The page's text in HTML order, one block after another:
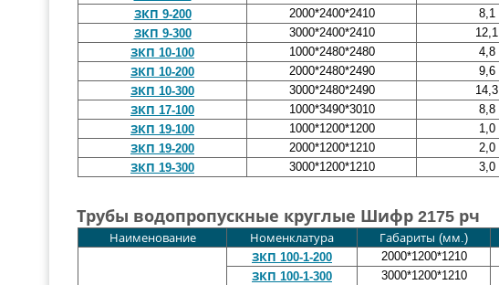
ЗКП 9-200
2000*2400*2410 8,1
ЗКП 9-300
3000*2400*2410 12,1
ЗКП 10-100
1000*2480*2480 4,8
ЗКП 10-200
2000*2480*2490 9,6
ЗКП 10-300
3000*2480*2490 14,3
ЗКП 17-100
1000*3490*3010 8,8
ЗКП 19-100
1000*1200*1200 1,0
ЗКП 19-200
2000*1200*1210 2,0
ЗКП 19-300
3000*1200*1210 3,0
Трубы водопропускные круглые Шифр 2175 рч
Наименование Номенклатура Габариты (мм.)
ЗКП 100-1-200 2000*1200*1210
ЗКП 100-1-300
3000*1200*1210